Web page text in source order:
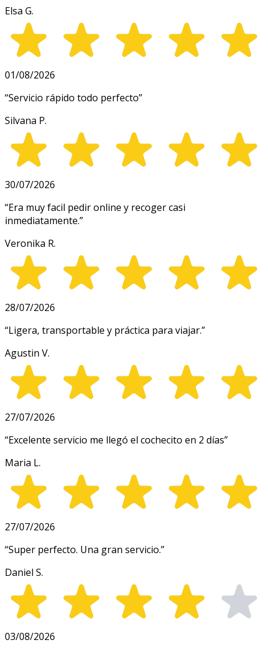
Elsa G.
01/08/2026
“Servicio rápido todo perfecto”
Silvana P.
30/07/2026
“Era muy facil pedir online y recoger casi
inmediatamente.”
Veronika R.
28/07/2026
“Ligera, transportable y práctica para viajar.”
Agustin V.
27/07/2026
“Excelente servicio me llegó el cochecito en 2 días”
Maria L.
27/07/2026
“Super perfecto. Una gran servicio.”
Daniel S.
03/08/2026